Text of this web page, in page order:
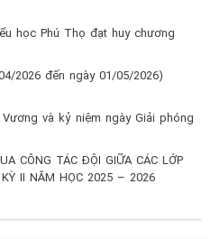
học Phú Thọ đạt huy chương
2026 đến ngày 01/05/2026)
và kỷ niệm ngày Giải phóng
CÔNG TÁC ĐỘI GIỮA CÁC LỚP
II NĂM HỌC 2025 – 2026